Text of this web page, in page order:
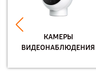
КАМЕРЫ
ВИДЕОНАБЛЮДЕНИЯ